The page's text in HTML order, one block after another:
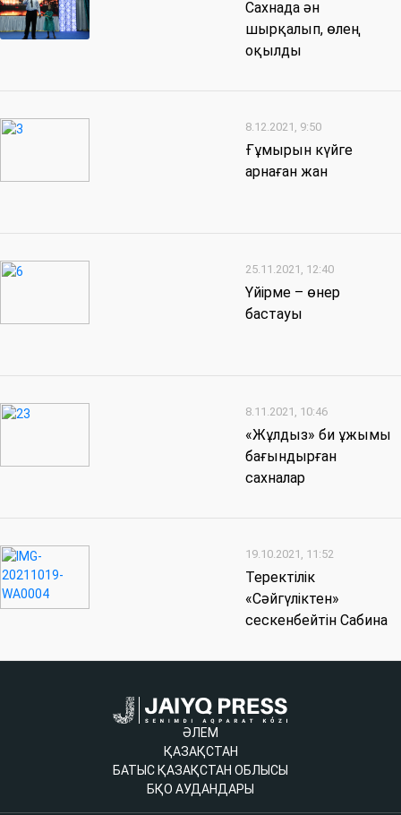
Сахнада ән
шырқалып, өлең
оқылды
8.12.2021, 9:50
Ғұмырын күйге
арнаған жан
25.11.2021, 12:40
Үйірме – өнер
бастауы
8.11.2021, 10:46
«Жұлдыз» би ұжымы
бағындырған
сахналар
19.10.2021, 11:52
Теректілік
«Сәйгүліктен»
сескенбейтін Сабина
ӘЛЕМ
ҚАЗАҚСТАН
БАТЫС ҚАЗАҚСТАН ОБЛЫСЫ
БҚО АУДАНДАРЫ